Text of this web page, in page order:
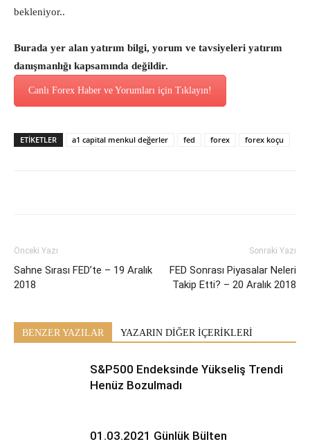
bekleniyor..
Burada yer alan yatırım bilgi, yorum ve tavsiyeleri yatırım
danışmanlığı kapsamında değildir.
Canlı Forex Haber ve Yorumları için Tıklayın!
ETİKETLER a1 capital menkul değerler fed forex forex koçu
Önceki Yazı
Sahne Sırası FED’te – 19 Aralık
2018
Sonraki Yazı
FED Sonrası Piyasalar Neleri
Takip Etti? – 20 Aralık 2018
BENZER YAZILAR YAZARIN DİĞER İÇERİKLERİ
S&P500 Endeksinde Yükseliş Trendi
Henüz Bozulmadı
01.03.2021 Günlük Bülten